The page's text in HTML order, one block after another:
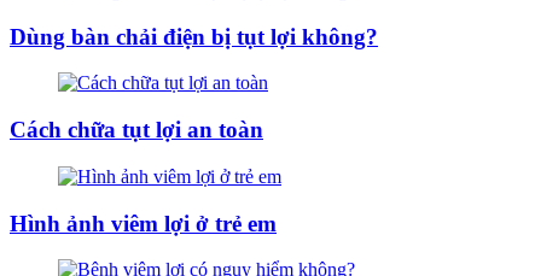
Dùng bàn chải điện bị tụt lợi không?
Cách chữa tụt lợi an toàn
Hình ảnh viêm lợi ở trẻ em